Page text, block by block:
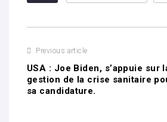
Previous article
USA : Joe Biden, s’appuie sur
gestion de la crise sanitaire
sa candidature.